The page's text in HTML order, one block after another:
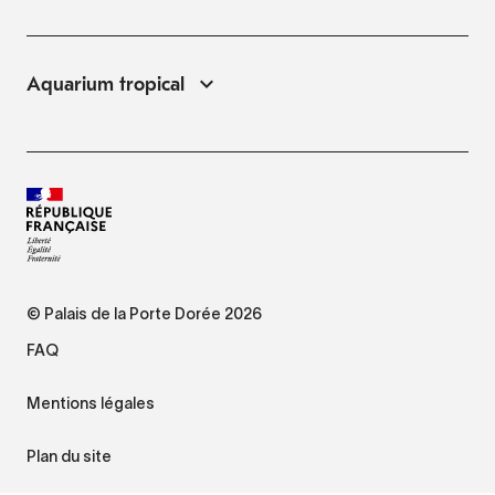
Aquarium tropical
© Palais de la Porte Dorée 2026
FAQ
Mentions légales
Plan du site